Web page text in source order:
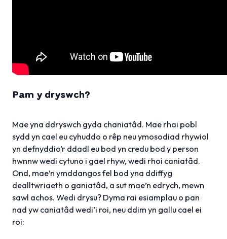
Pam y dryswch?
Mae yna ddryswch gyda chaniatâd. Mae rhai pobl
sydd yn cael eu cyhuddo o rêp neu ymosodiad rhywiol
yn defnyddio’r ddadl eu bod yn credu bod y person
hwnnw wedi cytuno i gael rhyw, wedi rhoi caniatâd.
Ond, mae’n ymddangos fel bod yna ddiffyg
dealltwriaeth o ganiatâd, a sut mae’n edrych, mewn
sawl achos. Wedi drysu? Dyma rai esiamplau o pan
nad yw caniatâd wedi’i roi, neu ddim yn gallu cael ei
roi: